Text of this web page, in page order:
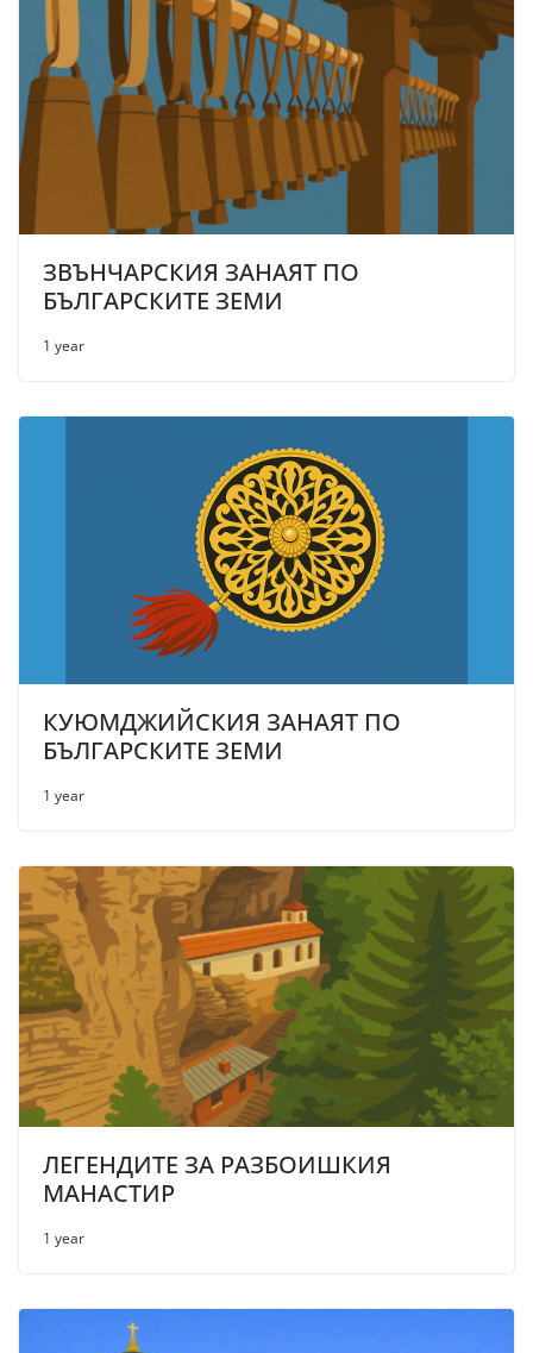
ЗВЪНЧАРСКИЯ ЗАНАЯТ ПО
БЪЛГАРСКИТЕ ЗЕМИ
1 year
КУЮМДЖИЙСКИЯ ЗАНАЯТ ПО
БЪЛГАРСКИТЕ ЗЕМИ
1 year
ЛЕГЕНДИТЕ ЗА РАЗБОИШКИЯ
МАНАСТИР
1 year